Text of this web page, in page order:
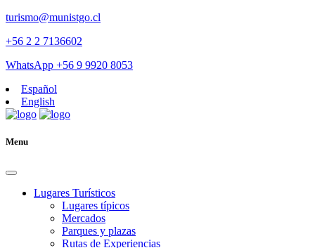
turismo@munistgo.cl
+56 2 2 7136602
WhatsApp +56 9 9920 8053
Español
English
Menu
Lugares Turísticos
Lugares tí­picos
Mercados
Parques y plazas
Rutas de Experiencias